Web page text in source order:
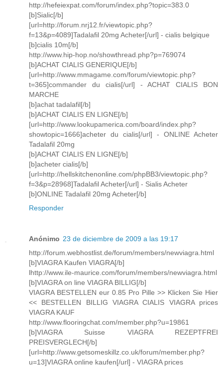
http://hefeiexpat.com/forum/index.php?topic=383.0
[b]Sialic[/b]
[url=http://forum.nrj12.fr/viewtopic.php?
f=13&p=4089]Tadalafil 20mg Acheter[/url] - cialis belgique
[b]cialis 10m[/b]
http://www.hip-hop.no/showthread.php?p=769074
[b]ACHAT CIALIS GENERIQUE[/b]
[url=http://www.mmagame.com/forum/viewtopic.php?
t=365]commander du cialis[/url] - ACHAT CIALIS BON
MARCHE
[b]achat tadalafil[/b]
[b]ACHAT CIALIS EN LIGNE[/b]
[url=http://www.lookupamerica.com/board/index.php?
showtopic=1666]acheter du cialis[/url] - ONLINE Acheter
Tadalafil 20mg
[b]ACHAT CIALIS EN LIGNE[/b]
[b]acheter cialis[/b]
[url=http://hellskitchenonline.com/phpBB3/viewtopic.php?
f=3&p=28968]Tadalafil Acheter[/url] - Sialis Acheter
[b]ONLINE Tadalafil 20mg Acheter[/b]
Responder
Anónimo 23 de diciembre de 2009 a las 19:17
http://forum.webhostlist.de/forum/members/newviagra.html
[b]VIAGRA Kaufen VIAGRA[/b]
lhttp://www.ile-maurice.com/forum/members/newviagra.html
[b]VIAGRA on line VIAGRA BILLIG[/b]
VIAGRA BESTELLEN eur 0.85 Pro Pille >> Klicken Sie Hier
<< BESTELLEN BILLIG VIAGRA CIALIS VIAGRA prices
VIAGRA KAUF
http://www.flooringchat.com/member.php?u=19861
[b]VIAGRA Suisse VIAGRA REZEPTFREI
PREISVERGLECH[/b]
[url=http://www.getsomeskillz.co.uk/forum/member.php?
u=13]VIAGRA online kaufen[/url] - VIAGRA prices